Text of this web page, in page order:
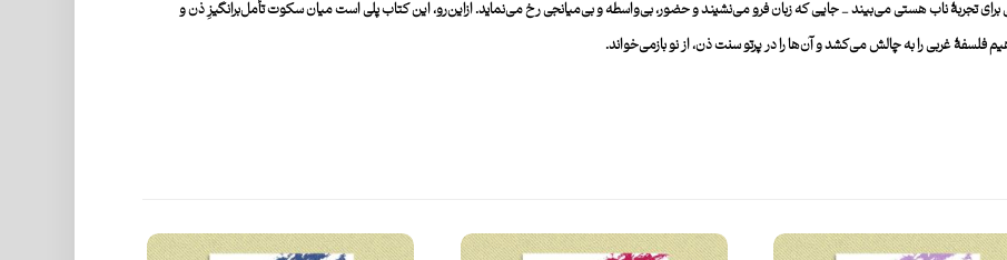
تجربۀ ناب هستی می‌بیند _ جایی که زبان فرو می‌نشیند و حضور، بی‌واسطه و بی‌میانجی رخ می‌نماید. ازاین‌رو، این کتاب پلی است میان سکوت تأمل‌برانگیزِ ذن و
فلسفۀ غربی را به چالش می‌کشد و آن‌ها را در پرتو سنت ذن، از نو بازمی‌خواند.